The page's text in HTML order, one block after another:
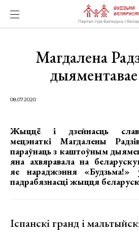
Магдалена
08.07.2020
Жыццё і дзейнасць
мецэнаткі Магдалены
параўнаць з каштоўным
яна ахвяравала на
яе нараджэння «Будзьма!»
падрабязнасці жыцця
Іспанскі гранд і